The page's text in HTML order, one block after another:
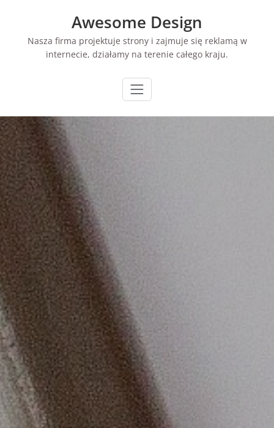
Awesome Design
Nasza firma projektuje strony i zajmuje się reklamą w
internecie, działamy na terenie całego kraju.